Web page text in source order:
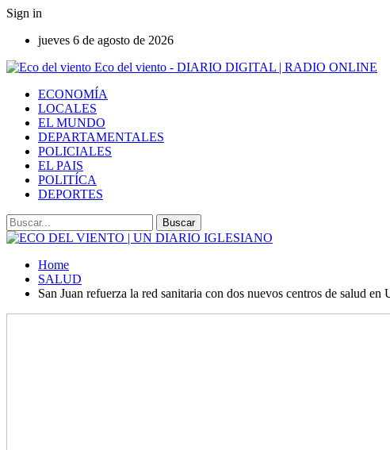
Sign in
jueves 6 de agosto de 2026
Eco del viento - DIARIO DIGITAL | RADIO ONLINE
ECONOMÍA
LOCALES
EL MUNDO
DEPARTAMENTALES
POLICIALES
EL PAIS
POLITÍCA
DEPORTES
Home
SALUD
San Juan refuerza la red sanitaria con dos nuevos centros de salud en